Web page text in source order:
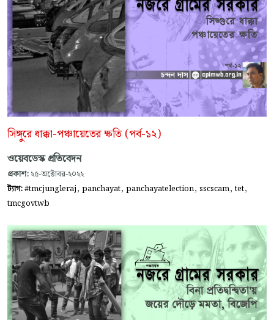
সিঙ্গুরে ধাক্কা-পঞ্চায়েতের ক্ষতি (পর্ব-১২)
ওয়েবডেস্ক প্রতিবেদন
প্রকাশ: ২৫-অক্টোবর-২০২২
ট্যাগ:#tmcjungleraj, panchayat, panchayatelection, sscscam,tet,
tmcgovtwb